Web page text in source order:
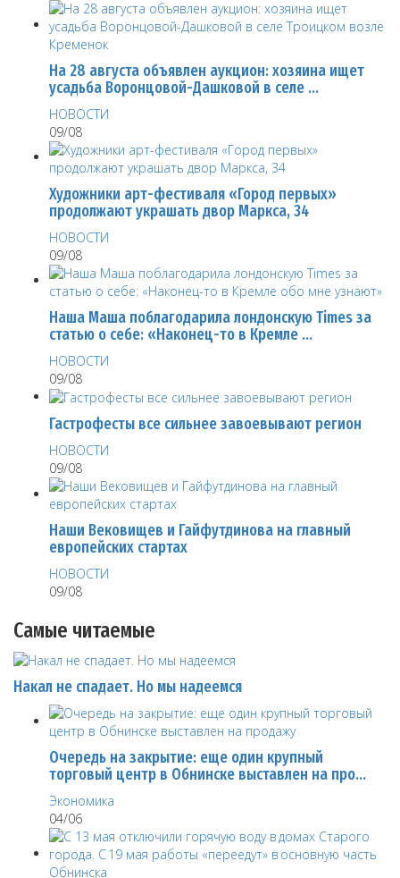
На 28 августа объявлен аукцион: хозяина ищет
усадьба Воронцовой-Дашковой в селе …
НОВОСТИ
09/08
Художники арт-фестиваля «Город первых»
продолжают украшать двор Маркса, 34
НОВОСТИ
09/08
Наша Маша поблагодарила лондонскую Times за
статью о себе: «Наконец-то в Кремле …
НОВОСТИ
09/08
Гастрофесты все сильнее завоевывают регион
НОВОСТИ
09/08
Наши Вековищев и Гайфутдинова на главный
европейских стартах
НОВОСТИ
09/08
Самые читаемые
Накал не спадает. Но мы надеемся
Очередь на закрытие: еще один крупный
торговый центр в Обнинске выставлен на про…
Экономика
04/06